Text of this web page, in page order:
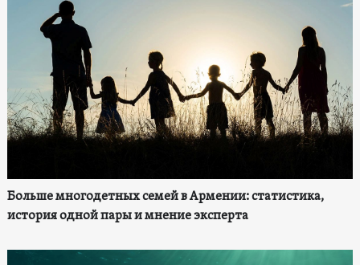
Больше многодетных семей в Армении: статистика,
история одной пары и мнение эксперта